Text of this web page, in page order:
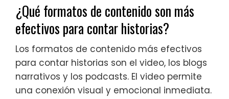
¿Qué formatos de contenido son más
efectivos para contar historias?
Los formatos de contenido más efectivos
para contar historias son el video, los blogs
narrativos y los podcasts. El video permite
una conexión visual y emocional inmediata.